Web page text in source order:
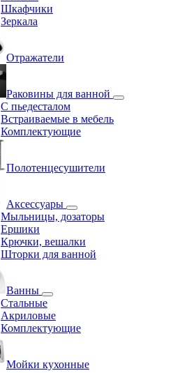
Шкафчики
Зеркала
Отражатели
Раковины для ванной
С пьедесталом
Встраиваемые в мебель
Комплектующие
Полотенцесушители
Аксессуары
Мыльницы, дозаторы
Ершики
Крючки, вешалки
Шторки для ванной
Ванны
Стальные
Акриловые
Комплектующие
Мойки кухонные